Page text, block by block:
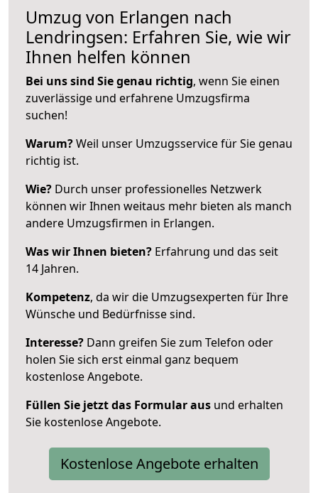
Umzug von Erlangen nach
Lendringsen: Erfahren Sie, wie wir
Ihnen helfen können
Bei uns sind Sie genau richtig, wenn Sie einen
zuverlässige und erfahrene Umzugsfirma
suchen!
Warum?Weil unser Umzugsservice für Sie genau
richtig ist.
Wie? Durch unser professionelles Netzwerk
können wir Ihnen weitaus mehr bieten als manch
andere Umzugsfirmen in Erlangen.
Was wir Ihnen bieten? Erfahrung und das seit
14 Jahren.
Kompetenz, da wir die Umzugsexperten für Ihre
Wünsche und Bedürfnisse sind.
Interesse? Dann greifen Sie zum Telefon oder
holen Sie sich erst einmal ganz bequem
kostenlose Angebote.
Füllen Sie jetzt das Formular aus und erhalten
Sie kostenlose Angebote.
Kostenlose Angebote erhalten